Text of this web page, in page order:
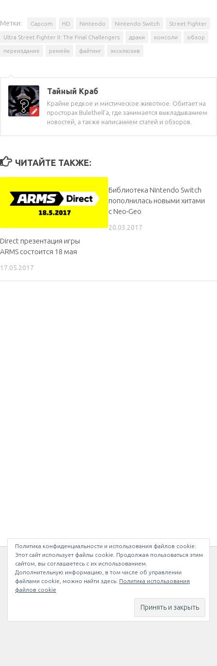
Метки: Capcom HD Nintendo Nintendo Switch Street Fighter
Ultra Street Fighter II: The Final Challengers драки консоли обзор
переиздание ремейк файтинг эксклюзив
Тайный Краб
Крайне редкое и мистическое животное. Обитает на
просторах Bulethell'a, где занимается выкладыванием
новостей, а также написанием статей и обзоров.
ЧИТАЙТЕ ТАКЖЕ:
Direct презентация игры
ARMS состоится 18 мая
17.05.2017
Библиотека Nintendo Switch
пополнилась новыми хитами
с Neo-Geo
20.03.2017
МЫ В INSTAGRAM
Политика конфиденциальности и использования файлов сookie:
Этот сайт использует файлы cookie. Продолжая пользоваться этим
сайтом, вы соглашаетесь с их использованием.
Дополнительную информацию, в том числе об управлении
файлами cookie, можно найти здесь: Политика использования
файлов cookie